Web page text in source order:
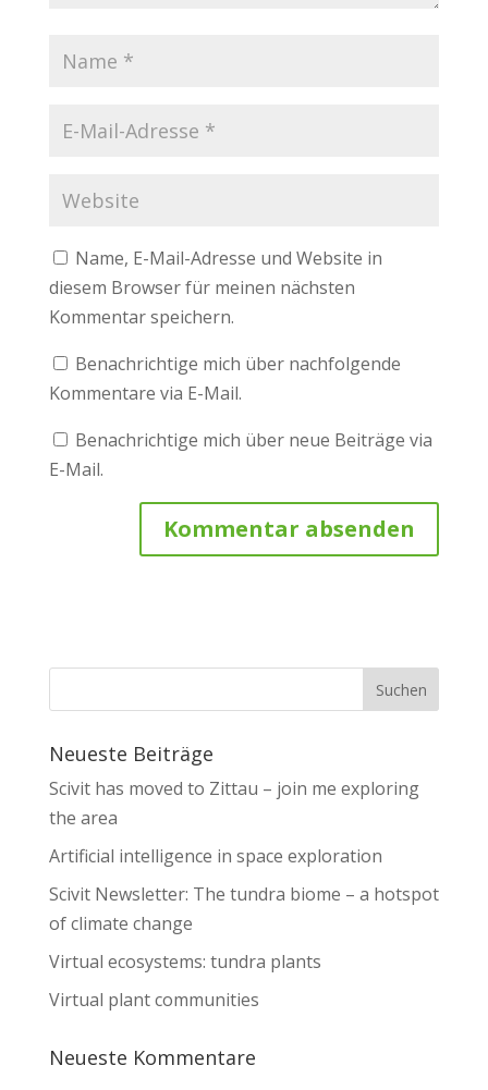
Name, E-Mail-Adresse und Website in
diesem Browser für meinen nächsten
Kommentar speichern.
Benachrichtige mich über nachfolgende
Kommentare via E-Mail.
Benachrichtige mich über neue Beiträge via
E-Mail.
Neueste Beiträge
Scivit has moved to Zittau – join me exploring
the area
Artificial intelligence in space exploration
Scivit Newsletter: The tundra biome – a hotspot
of climate change
Virtual ecosystems: tundra plants
Virtual plant communities
Neueste Kommentare